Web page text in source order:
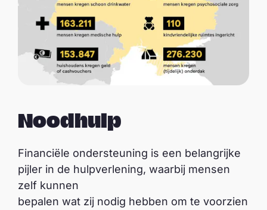
Noodhulp
Financiële ondersteuning is een belangrijke
pijler in de hulpverlening, waarbij mensen
zelf kunnen
bepalen wat zij nodig hebben om te voorzien